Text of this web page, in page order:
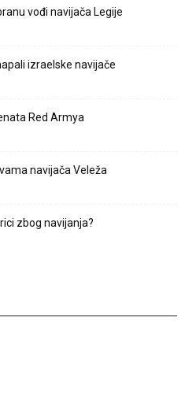
vođi navijača Legije
izraelske navijače
Red Armya
navijača Veleža
zbog navijanja?